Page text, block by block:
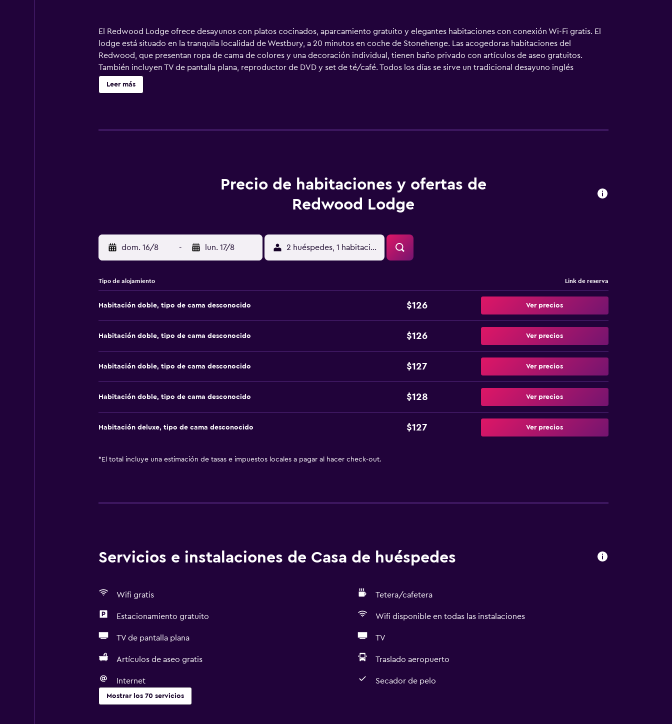
El Redwood Lodge ofrece desayunos con platos cocinados, aparcamiento gratuito y elegantes habitaciones con conexión Wi-Fi gratis. El
lodge está situado en la tranquila localidad de Westbury, a 20 minutos en coche de Stonehenge. Las acogedoras habitaciones del
Redwood, que presentan ropa de cama de colores y una decoración individual, tienen baño privado con artículos de aseo gratuitos.
También incluyen TV de pantalla plana, reproductor de DVD y set de té/café. Todos los días se sirve un tradicional desayuno inglés
completo en el amplio comedor del Redwood Lodge. También se ofrecen opciones continentales ligeras, como fruta fresca y cereales. El
Redwood Lodge está rodeado por la pintoresca campiña de Wiltshire, a 10 minutos en coche del parque safari de Longleat. Las históricas
Leer más
Precio de habitaciones y ofertas de
Redwood Lodge
dom. 16/8 - lun. 17/8 2 huéspedes, 1 habitación
Tipo de alojamiento Link de reserva
Habitación doble, tipo de cama desconocido $126 Ver precios
Habitación doble, tipo de cama desconocido $126 Ver precios
Habitación doble, tipo de cama desconocido $127 Ver precios
Habitación doble, tipo de cama desconocido $128 Ver precios
Habitación deluxe, tipo de cama desconocido $127 Ver precios
* El total incluye una estimación de tasas e impuestos locales a pagar al hacer check-out.
Servicios e instalaciones de Casa de huéspedes
Wifi gratis Tetera/cafetera
Estacionamiento gratuito Wifi disponible en todas las instalaciones
TV de pantalla plana TV
Artículos de aseo gratis Traslado aeropuerto
Internet Secador de pelo
Mostrar los 70 servicios